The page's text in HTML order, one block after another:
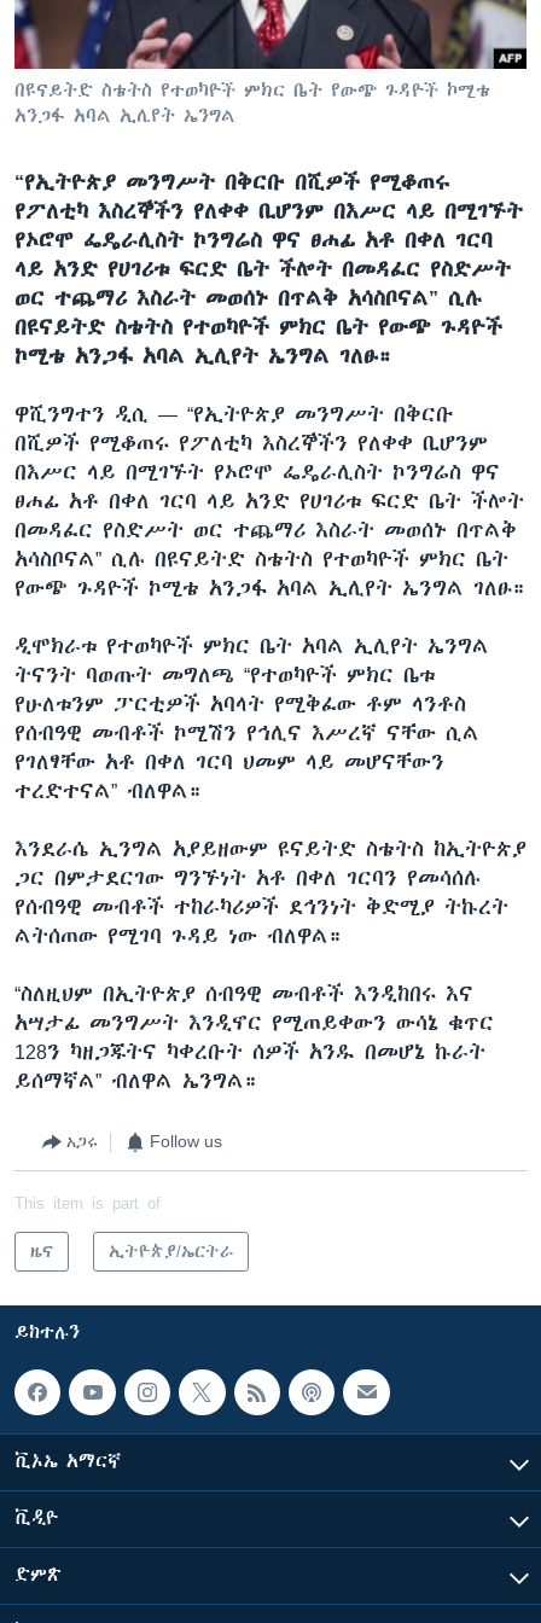
ቋንቋዎች
በዩናይትድ ስቴትስ የተወካዮች ምክር ቤት የውጭ ጉዳዮች ኮሚቴ
አንጋፋ አባል ኢሊየት ኤንግል
“የኢትዮጵያ መንግሥት በቅርቡ በሺዎች የሚቆጠሩ
የፖለቲካ እስረኞችን የለቀቀ ቢሆንም በእሥር ላይ በሚገኙት
የኦሮሞ ፌዴራሊስት ኮንግሬስ ዋና ፀሐፊ አቶ በቀለ ገርባ
ላይ አንድ የሀገሪቱ ፍርድ ቤት ችሎት በመዳፈር የስድሥት
ወር ተጨማሪ እስራት መወሰኑ በጥልቅ አሳስቦናል” ሲሉ
በዩናይትድ ስቴትስ የተወካዮች ምክር ቤት የውጭ ጉዳዮች
ኮሚቴ አንጋፋ አባል ኢሊየት ኤንግል ገለፁ።
ዋሺንግተን ዲሲ — “የኢትዮጵያ መንግሥት በቅርቡ
በሺዎች የሚቆጠሩ የፖለቲካ እስረኞችን የለቀቀ ቢሆንም
በእሥር ላይ በሚገኙት የኦሮሞ ፌዴራሊስት ኮንግሬስ ዋና
ፀሐፊ አቶ በቀለ ገርባ ላይ አንድ የሀገሪቱ ፍርድ ቤት ችሎት
በመዳፈር የስድሥት ወር ተጨማሪ እስራት መወሰኑ በጥልቅ
አሳስቦናል” ሲሉ በዩናይትድ ስቴትስ የተወካዮች ምክር ቤት
የውጭ ጉዳዮች ኮሚቴ አንጋፋ አባል ኢሊየት ኤንግል ገለፁ።
ዲሞክራቱ የተወካዮች ምክር ቤት አባል ኢሊየት ኤንግል
ትናንት ባወጡት መግለጫ “የተወካዮች ምክር ቤቱ
የሁለቱንም ፓርቲዎች አባላት የሚቅፈው ቶም ላንቶስ
የሰብዓዊ መብቶች ኮሚሽን የኅሊና እሥረኛ ናቸው ሲል
የገለፃቸው አቶ በቀለ ገርባ ህመም ላይ መሆናቸውን
ተረድተናል” ብለዋል።
እንደራሴ ኢንግል አያይዘውም ዩናይትድ ስቴትስ ከኢትዮጵያ
ጋር በምታደርገው ግንኙነት አቶ በቀለ ገርባን የመሳሰሉ
የሰብዓዊ መብቶች ተከራካሪዎች ደኅንነት ቅድሚያ ትኩረት
ልትሰጠው የሚገባ ጉዳይ ነው ብለዋል።
“ስለዚህም በኢትዮጵያ ሰብዓዊ መብቶች እንዲከበሩ እና
አሣታፊ መንግሥት እንዲኖር የሚጠይቀውን ውሳኔ ቁጥር
128ን ካዘጋጁትና ካቀረቡት ሰዎች አንዱ በመሆኔ ኩራት
ይሰማኛል” ብለዋል ኤንግል።
አጋሩ Follow us
This item is part of
ዜና ኢትዮጵያ/ኤርትራ
ይከተሉን
ቪኦኤ አማርኛ
ቪዲዮ
ድምጽ